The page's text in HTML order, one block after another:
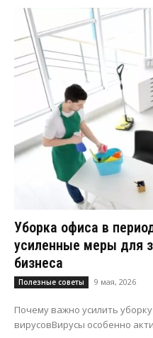
Уборка офиса в
усиленные меры для
бизнеса
Полезные советы 9 мая, 2026
Почему важно усилить
вирусовВирусы особенно